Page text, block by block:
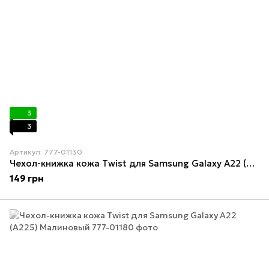
3
3
Артикул: 777-01130
Чехол-книжка кожа Twist для Samsung Galaxy А22 (A225) Желтый
149 грн